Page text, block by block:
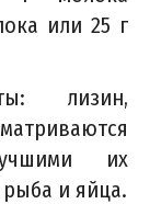
или 25 г
лизин,
их
и яйца.